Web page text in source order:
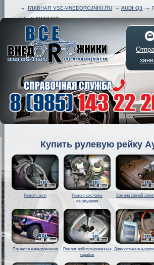
→ ГЛАВНАЯ VSE-VNEDOROJNIKI.RU → AUDI Q3→
РЕЕКАУДИ КУ3
Купить рулевую рейку
Ремонт акпп
Ремонт системы
охлаждения
Замена свечей
Покраска внедорожников
Ремонт роботизированных
коробок
Диагностика